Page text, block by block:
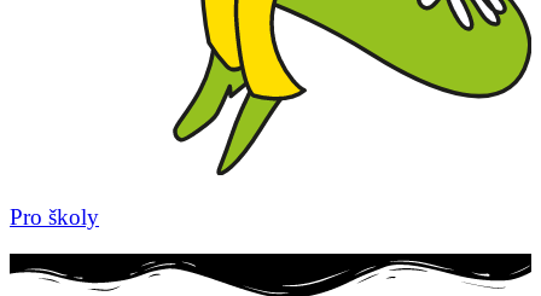
Pro školy